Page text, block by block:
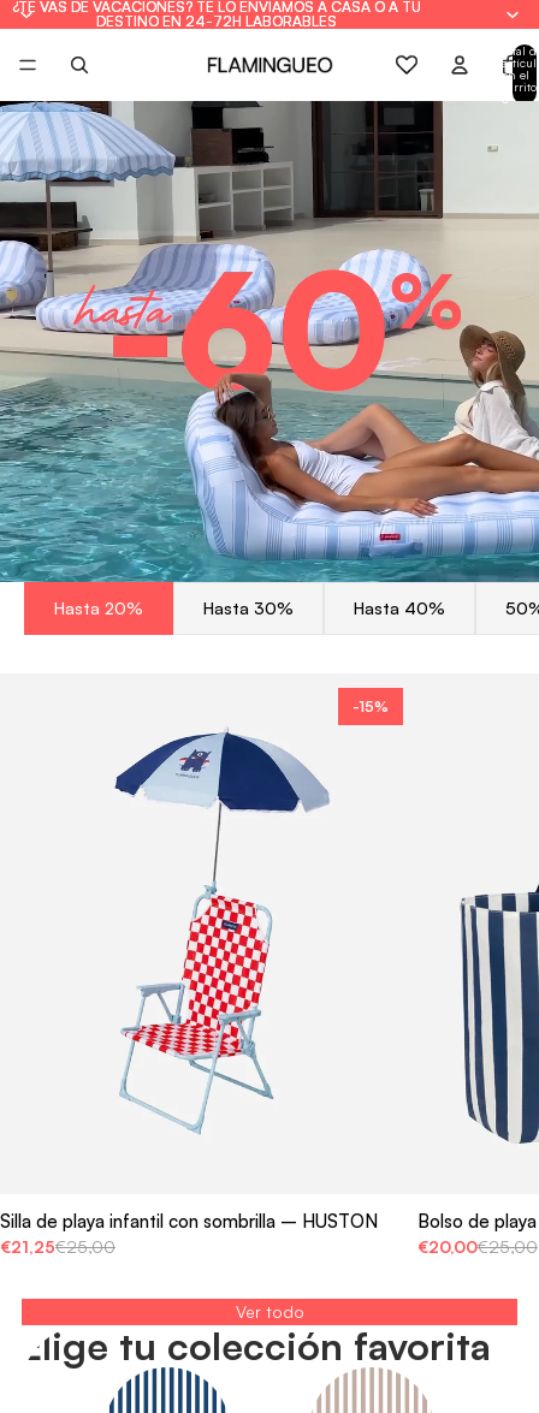
¿TE VAS DE VACACIONES? TE LO ENVIAMOS A CASA O A TU
DESTINO EN 24-72H LABORABLES
¿TE VAS DE VACACIONES? TE LO ENVIAMOS A CASA O A TU
DESTINO EN 24-72H LABORABLES
Total
en el
carrito:
0
Hasta 20% Hasta 30% Hasta 40%
-15%
Silla de playa infantil con sombrilla – HUSTON
€21,25€25,00
Bolso de
€20,00€25,00
Ver todo
Elige tu colección favorita